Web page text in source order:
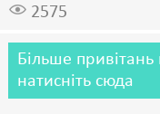
2575
Більше привітань
натисніть сюда